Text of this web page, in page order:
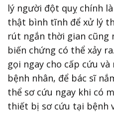
lý người đột quỵ chính
thật bình tĩnh để xử lý
rút ngắn thời gian cũng
biến chứng có thể xảy
gọi ngay cho cấp cứu
bệnh nhân, để bác sĩ
thể sơ cứu ngay khi có
thiết bị sơ cứu tại bệnh